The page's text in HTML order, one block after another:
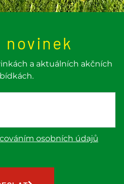
novinek
a aktuálních akčních
osobních údajů